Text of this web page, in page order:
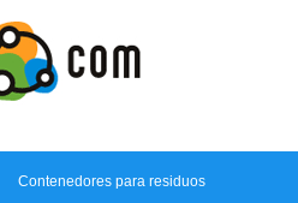
Contenedores para residuos